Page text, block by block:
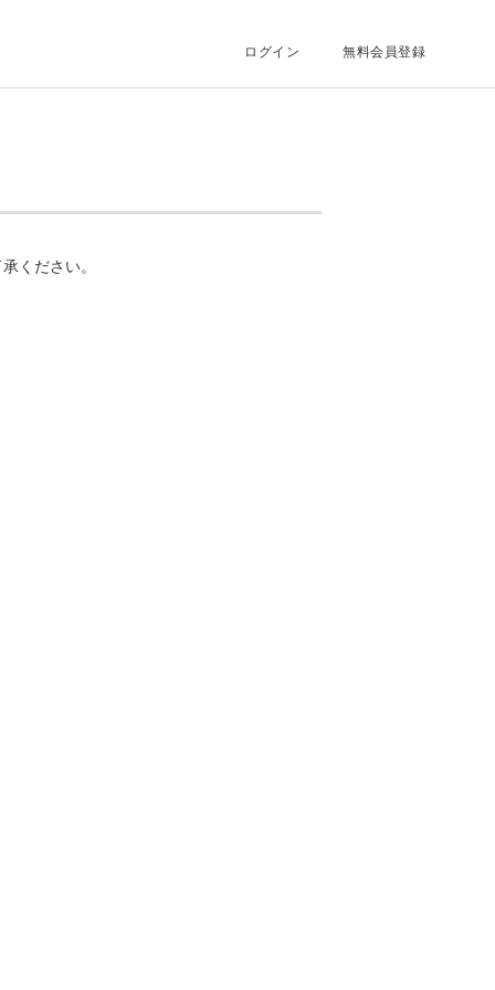
ログイン 無料会員登録
ください。